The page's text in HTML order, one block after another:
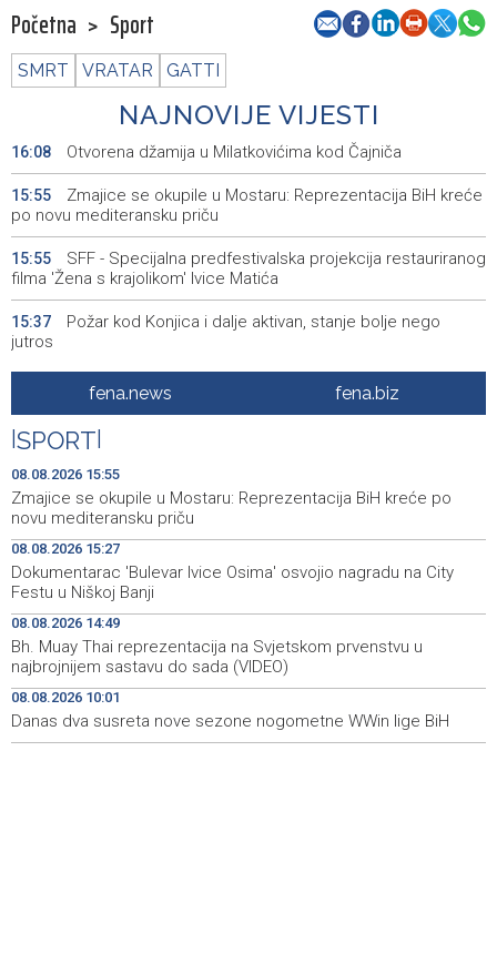
Početna > Sport
SMRT VRATAR GATTI
NAJNOVIJE VIJESTI
16:08 Otvorena džamija u Milatkovićima kod Čajniča
15:55
Zmajice se okupile u Mostaru: Reprezentacija BiH kreće
po novu mediteransku priču
15:55
SFF - Specijalna predfestivalska projekcija restauriranog
filma 'Žena s krajolikom' Ivice Matića
15:37
Požar kod Konjica i dalje aktivan, stanje bolje nego
jutros
Dokumentarac 'Bulevar Ivice Osima' osvojio nagradu na
City Festu u Niškoj Banji
15:09
Konjic ugostio 23 folklorna društva na 26.
Međunarodnom festivalu ‘Konjička sehara’
15:05
Vozači u HBŽ-u pozvani na oprez zbog divljih konja na
14:49
Bh. Muay Thai reprezentacija na Svjetskom prvenstvu u
najbrojnijem sastavu do sada (VIDEO)
14:30
Sutra sunčano, dnevna temperatura od 27 do 33, na
jugu do 39 stepeni
14:23
Sarajevo Film Festival donosi poseban Program za
mlade u Tuzlu
fena.news fena.biz
SPORT
08.08.2026 15:55
Zmajice se okupile u Mostaru: Reprezentacija BiH kreće po
novu mediteransku priču
08.08.2026 15:27
Dokumentarac 'Bulevar Ivice Osima' osvojio nagradu na City
Festu u Niškoj Banji
08.08.2026 14:49
Bh. Muay Thai reprezentacija na Svjetskom prvenstvu u
najbrojnijem sastavu do sada (VIDEO)
08.08.2026 10:01
Danas dva susreta nove sezone nogometne WWin lige BiH